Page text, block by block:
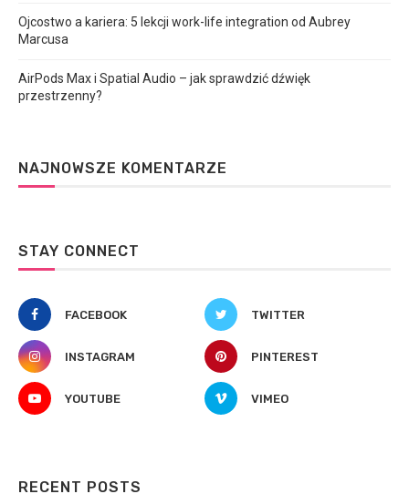
Ojcostwo a kariera: 5 lekcji work-life integration od Aubrey
Marcusa
AirPods Max i Spatial Audio – jak sprawdzić dźwięk
przestrzenny?
NAJNOWSZE KOMENTARZE
STAY CONNECT
FACEBOOK TWITTER
INSTAGRAM PINTEREST
YOUTUBE VIMEO
RECENT POSTS